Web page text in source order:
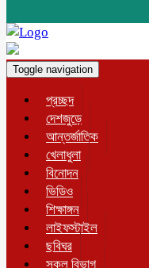
Toggle navigation
প্রচ্ছদ
দেশজুড়ে
আন্তর্জাতিক
খেলাধুলা
বিনোদন
ভিডিও
শিক্ষাঙ্গন
লাইফস্টাইল
ছবিঘর
সকল বিভাগ